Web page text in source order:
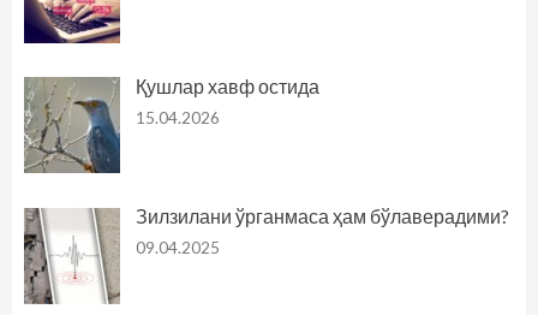
Қушлар хавф остида
15.04.2026
Зилзилани ўрганмаса ҳам бўлаверадими?
09.04.2025